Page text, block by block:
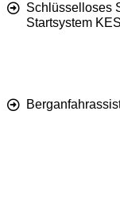
Schlüsselloses
Startsystem